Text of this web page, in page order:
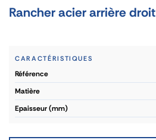
Rancher acier arrière droit
CARACTÉRISTIQUES
référence
matière
epaisseur (mm)